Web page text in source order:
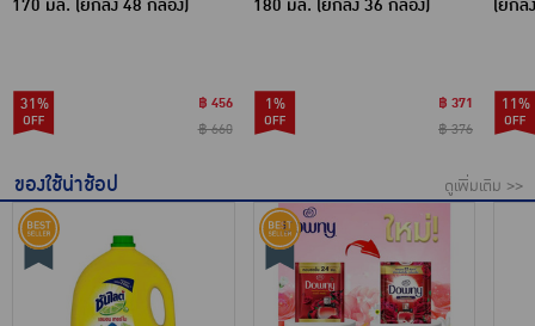
170 มล. (ยกลัง 48 กล่อง)
31%
฿ 456
฿ 660
180 มล. (ยกลัง 36 กล่อง)
1%
฿ 371
฿ 376
(ยกลั
11%
ของใช้น่าช้อป ดูเพิ่มเติม >>